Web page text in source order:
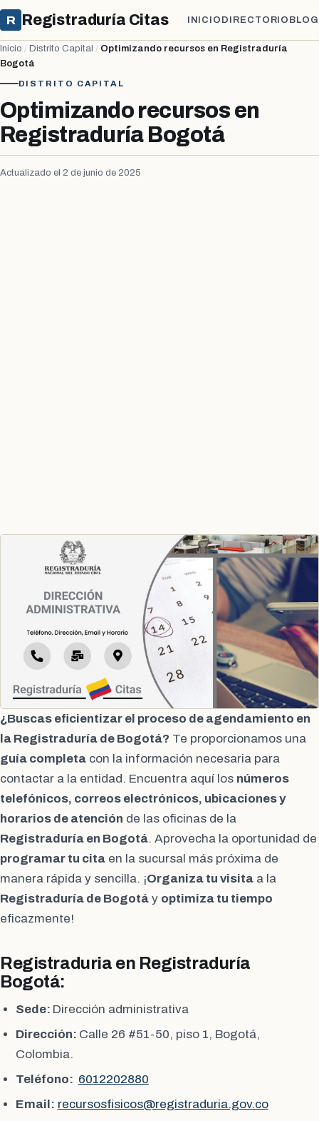
R Registraduría Citas INICIO DIRECTORIO BLOG
Inicio / Distrito Capital / Optimizando recursos en Registraduría
Bogotá
DISTRITO CAPITAL
Optimizando recursos en
Registraduría Bogotá
Actualizado el 2 de junio de 2025
¿Buscas eficientizar el proceso de agendamiento en
la Registraduría de Bogotá? Te proporcionamos una
guía completa con la información necesaria para
contactar a la entidad. Encuentra aquí los números
telefónicos, correos electrónicos, ubicaciones y
horarios de atención de las oficinas de la
Registraduría en Bogotá. Aprovecha la oportunidad de
programar tu cita en la sucursal más próxima de
manera rápida y sencilla. ¡Organiza tu visita a la
Registraduría de Bogotá y optimiza tu tiempo
eficazmente!
Registraduria en Registraduría
Bogotá:
Sede: Dirección administrativa
Dirección: Calle 26 #51-50, piso 1, Bogotá,
Colombia.
Teléfono: 6012202880
Email: recursosfisicos@registraduria.gov.co